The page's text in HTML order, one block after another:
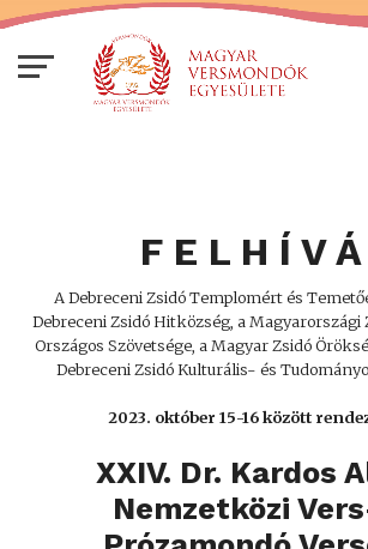
F E L H Í V
A Debreceni Zsidó Templomért és
Debreceni Zsidó Hitközség, a
Országos Szövetsége, a Magyar Zsidó
Debreceni Zsidó Kulturális- és
2023. október 15-16 között
XXIV. Dr. Kardos
Nemzetközi